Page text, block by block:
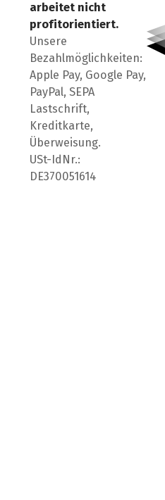
arbeitet nicht
profitorientiert.
Unsere
Bezahlmöglichkeiten:
Apple Pay, Google Pay,
PayPal, SEPA
Lastschrift,
Kreditkarte,
Überweisung.
USt-IdNr.:
DE370051614